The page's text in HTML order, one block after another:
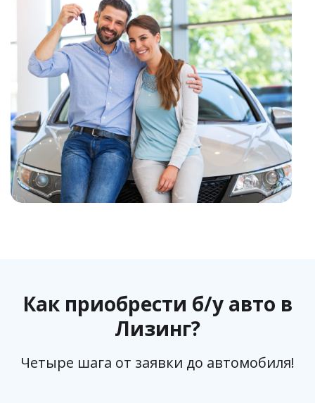
Как приобрести б/у авто в
Лизинг?
Четыре шага от заявки до автомобиля!